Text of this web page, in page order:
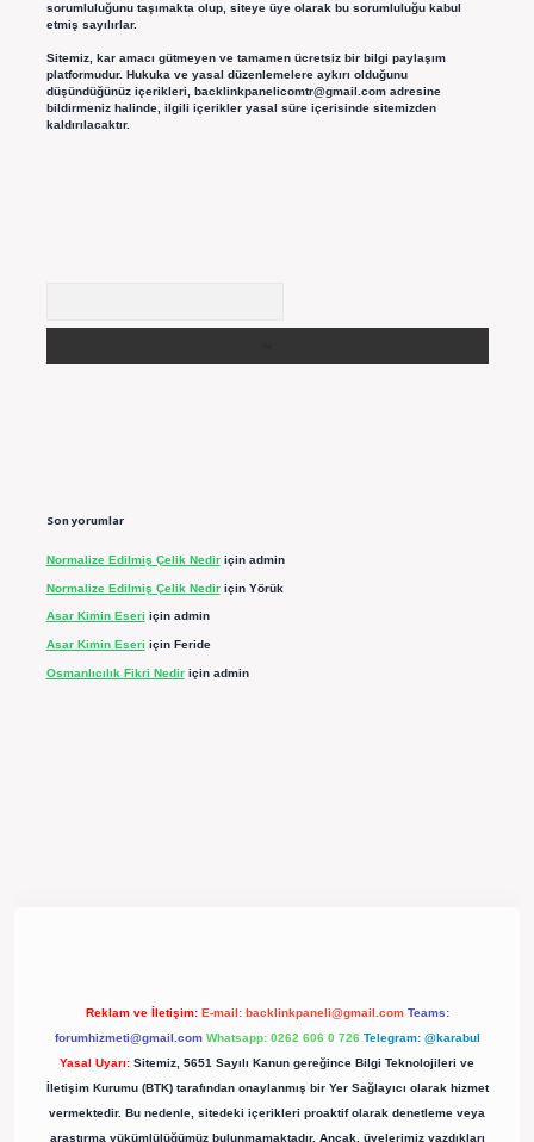
sorumluluğunu taşımakta olup, siteye üye olarak bu sorumluluğu kabul
etmiş sayılırlar.
Sitemiz, kar amacı gütmeyen ve tamamen ücretsiz bir bilgi paylaşım
platformudur. Hukuka ve yasal düzenlemelere aykırı olduğunu
düşündüğünüz içerikleri, backlinkpanelicomtr@gmail.comadresine
bildirmeniz halinde, ilgili içerikler yasal süre içerisinde sitemizden
kaldırılacaktır.
Son yorumlar
Normalize Edilmiş Çelik Nediriçin admin
Normalize Edilmiş Çelik Nediriçin Yörük
Asar Kimin Eseri için admin
Asar Kimin Eseri için Feride
Osmanlıcılık Fikri Nediriçin admin
Reklam ve İletişim: E-mail: backlinkpaneli@gmail.com Teams:
forumhizmeti@gmail.com Whatsapp: 0262 606 0 726 Telegram: @karabul
Yasal Uyarı: Sitemiz, 5651 Sayılı Kanun gereğince Bilgi Teknolojileri ve
İletişim Kurumu (BTK) tarafından onaylanmış bir Yer Sağlayıcı olarak hizmet
vermektedir. Bu nedenle, sitedeki içerikleri proaktif olarak denetleme veya
araştırma yükümlülüğümüz bulunmamaktadır. Ancak, üyelerimiz yazdıkları